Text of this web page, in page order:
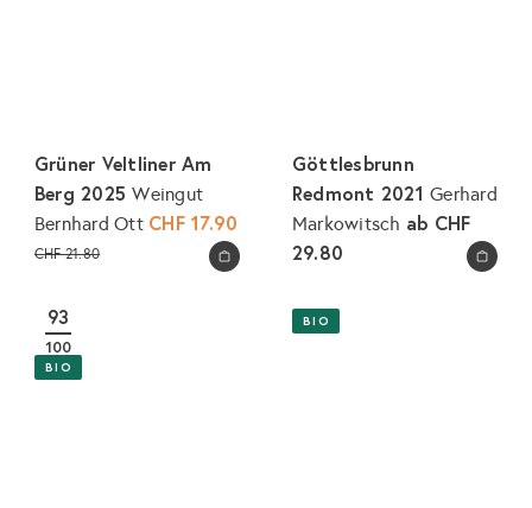
In den Warenkorb legen
Grüner Veltliner Am
Berg 2025Weingut
Bernhard Ott S
CHF 17.90
N
m
CHF 21.80 In den Warenkorb legen
Göttlesbrunn
Redmont 2021Gerhard
Markowitsch ab CHF
29.80
93
100
BIO
BIO